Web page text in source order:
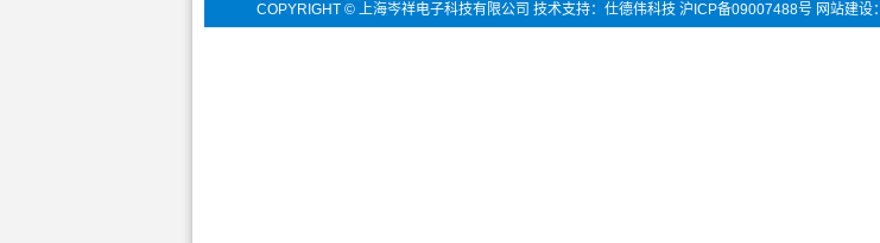
COPYRIGHT © 上海岑祥电子科技有限公司 技术支持： 仕德伟科技 沪ICP备09007488号 网站建设：